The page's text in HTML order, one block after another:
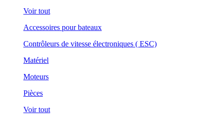
Voir tout
Accessoires pour bateaux
Contrôleurs de vitesse électroniques ( ESC)
Matériel
Moteurs
Pièces
Voir tout